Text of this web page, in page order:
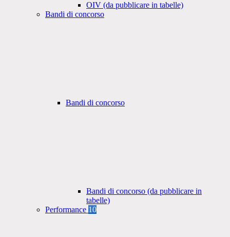
OIV (da pubblicare in tabelle)
Bandi di concorso
Bandi di concorso
Bandi di concorso (da pubblicare in
tabelle)
Performance 10